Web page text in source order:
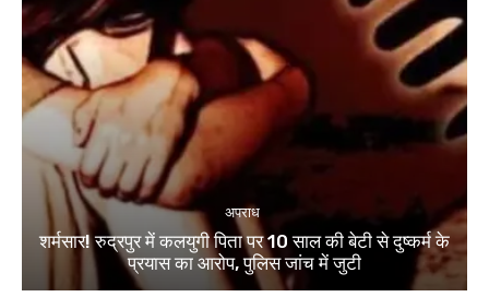
अपराध
शर्मसार! रुद्रपुर में कलयुगी पिता पर 10 साल की बेटी से दुष्कर्म के
प्रयास का आरोप, पुलिस जांच में जुटी